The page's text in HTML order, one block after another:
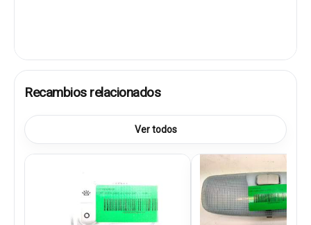
Recambios relacionados
Ver todos